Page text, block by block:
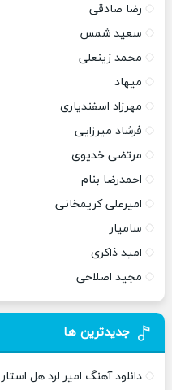
رضا صادقی
سعید شمس
محمد زینعلی
میهاد
مهرزاد اسفندیاری
فرشاد میرزایی
مرتضی خدیوی
احمدرضا بنام
امیرعلی کریمخانی
سامیار
امید ذاکری
مجید اصلاحی
جدیدترین ها
دانلود آهنگ امیر لرد هل استار